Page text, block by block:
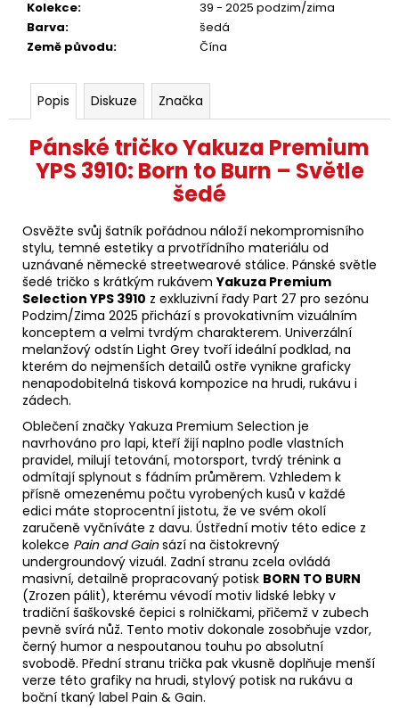
Kolekce:
39 - 2025 podzim/zima
Barva:
šedá
Země původu: Čína
Popis Diskuze Značka
Pánské tričko Yakuza Premium
YPS 3910: Born to Burn – Světle
šedé
Osvěžte svůj šatník pořádnou náloží nekompromisního
stylu, temné estetiky a prvotřídního materiálu od
uznávané německé streetwearové stálice. Pánské světle
šedé tričko s krátkým rukávemYakuza Premium
Selection YPS 3910 z exkluzivní řady Part 27 pro sezónu
Podzim/Zima 2025 přichází s provokativním vizuálním
konceptem a velmi tvrdým charakterem. Univerzální
melanžový odstín Light Grey tvoří ideální podklad, na
kterém do nejmenších detailů ostře vynikne graficky
nenapodobitelná tisková kompozice na hrudi, rukávu i
zádech.
Oblečení značky Yakuza Premium Selection je
navrhováno pro lapi, kteří žijí naplno podle vlastních
pravidel, milují tetování, motorsport, tvrdý trénink a
odmítají splynout s fádním průměrem. Vzhledem k
přísně omezenému počtu vyrobených kusů v každé
edici máte stoprocentní jistotu, že ve svém okolí
zaručeně vyčníváte z davu. Ústřední motiv této edice z
kolekce Pain and Gainsází na čistokrevný
undergroundový vizuál. Zadní stranu zcela ovládá
masivní, detailně propracovaný potisk BORN TO BURN
(Zrozen pálit), kterému vévodí motiv lidské lebky v
tradiční šaškovské čepici s rolničkami, přičemž v zubech
pevně svírá nůž. Tento motiv dokonale zosobňuje vzdor,
černý humor a nespoutanou touhu po absolutní
svobodě. Přední stranu trička pak vkusně doplňuje menší
verze této grafiky na hrudi, stylový potisk na rukávu a
boční tkaný label Pain & Gain.